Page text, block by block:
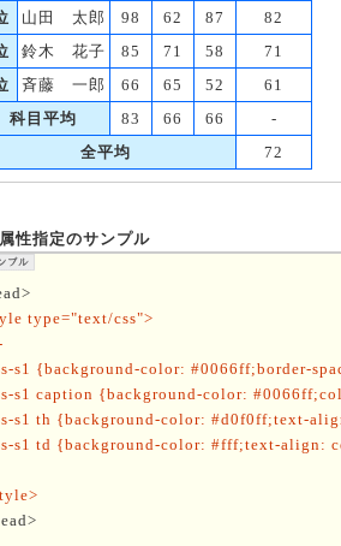
山田 太郎 98 62 87
82
鈴木 花子 85 71 58
71
斉藤 一郎 66 65 52
61
科目平均
83 66 66
-
全平均
72
性指定のサンプル
type="text/css">
s1 {background-color: #0066ff;border-
s1 caption {background-color:
s1 th {background-color: #d0f0ff;text-
s1 td {background-color: #fff;text-align: